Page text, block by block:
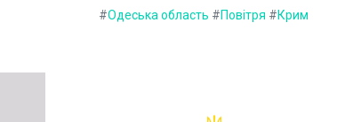
#Одеська область #Повітря #Крим